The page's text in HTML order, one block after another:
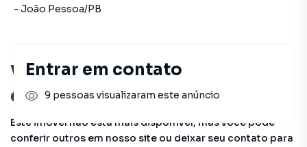
Você pode encontrar novas
oportunidades!
Este imóvel não está mais disponível, mas você pode
conferir outros em nosso site ou deixar seu contato para
- João Pessoa/PB
Entrar em contato
9 pessoas visualizaram este anúncio